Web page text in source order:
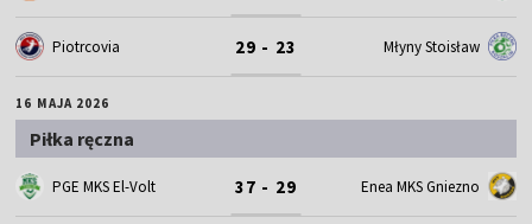
Piotrcovia 29 - 23 Młyny Stoisław
16 MAJA 2026
Piłka ręczna
PGE MKS El-Volt 37 - 29 Enea MKS Gniezno